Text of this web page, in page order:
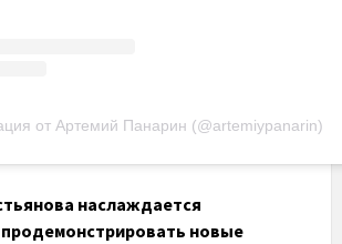
от Артемий Панарин (@artemiypanarin)
наслаждается
новые